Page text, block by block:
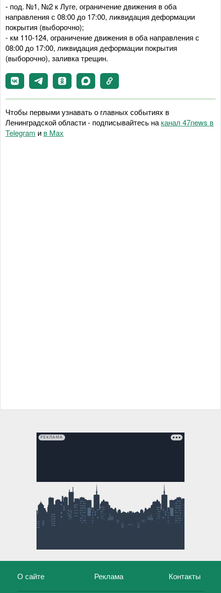
- под. №1, №2 к Луге, ограничение движения в оба
направления с 08:00 до 17:00, ликвидация деформации
покрытия (выборочно);
- км 110-124, ограничение движения в оба направления с
08:00 до 17:00, ликвидация деформации покрытия
(выборочно), заливка трещин.
Чтобы первыми узнавать о главных событиях в
Ленинградской области - подписывайтесь на канал 47news в
Telegram и в Maх
РЕКЛАМА
О сайте Реклама Контакты